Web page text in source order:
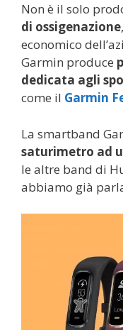
Non è il solo
di ossigenazione
economico
Garmin produce
dedicata agli
come il Garmin
La smartband
saturimetro ad
le altre band di
abbiamo già